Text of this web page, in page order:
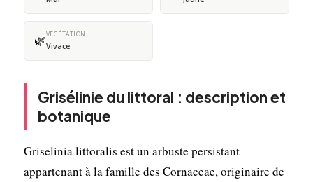
🌿VÉGÉTATION
Vivace
Grisélinie du littoral : description et
botanique
Griselinia littoralis est un arbuste persistant
appartenant à la famille des Cornaceae, originaire de